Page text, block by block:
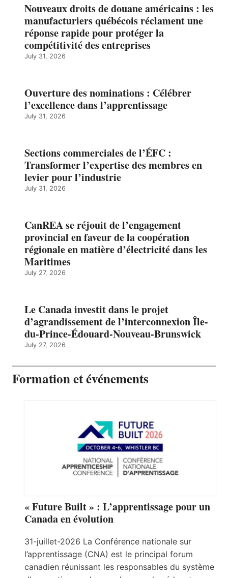
Nouveaux droits de douane américains : les
manufacturiers québécois réclament une
réponse rapide pour protéger la
compétitivité des entreprises
July 31, 2026
Ouverture des nominations : Célébrer
l’excellence dans l’apprentissage
July 31, 2026
Sections commerciales de l’ÉFC :
Transformer l’expertise des membres en
levier pour l’industrie
July 31, 2026
CanREA se réjouit de l’engagement
provincial en faveur de la coopération
régionale en matière d’électricité dans les
Maritimes
July 27, 2026
Le Canada investit dans le projet
d’agrandissement de l’interconnexion Île-
du-Prince-Édouard-Nouveau-Brunswick
July 27, 2026
Formation et événements
« Future Built » : L’apprentissage pour un
Canada en évolution
31-juillet-2026 La Conférence nationale sur
l’apprentissage (CNA) est le principal forum
canadien réunissant les responsables du système